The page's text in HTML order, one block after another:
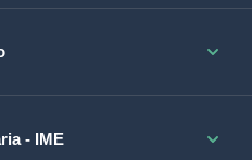
- IME